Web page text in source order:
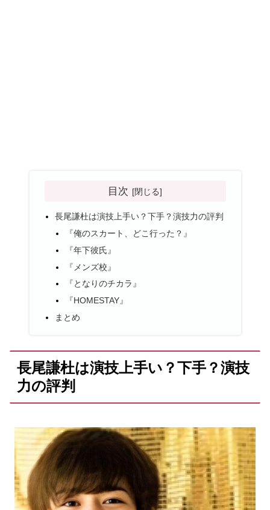
目次
長尾謙杜は演技上手い？下手？演技力の評判
『俺のスカート、どこ行った？』
『年下彼氏』
『メンズ校』
『となりのチカラ』
『HOMESTAY』
まとめ
長尾謙杜は演技上手い？下手？演技
力の評判